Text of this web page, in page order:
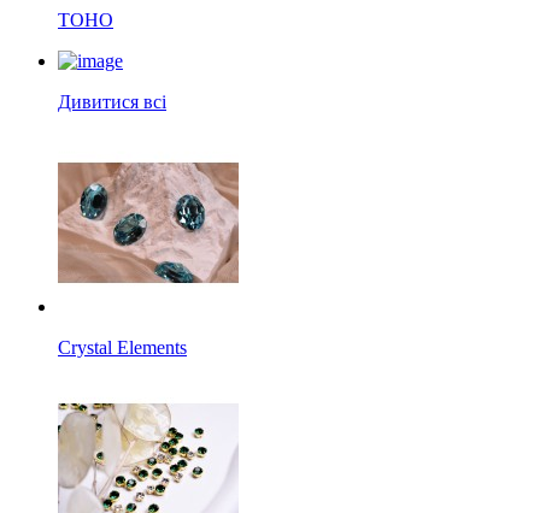
TOHO
Дивитися всі
Crystal Elements